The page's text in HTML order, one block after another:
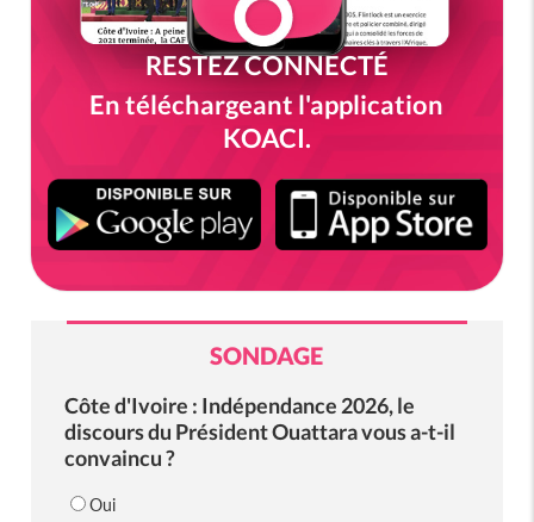
RESTEZ CONNECTÉ
En téléchargeant l'application
KOACI.
SONDAGE
Côte d'Ivoire : Indépendance 2026, le
discours du Président Ouattara vous a-t-il
convaincu ?
Oui